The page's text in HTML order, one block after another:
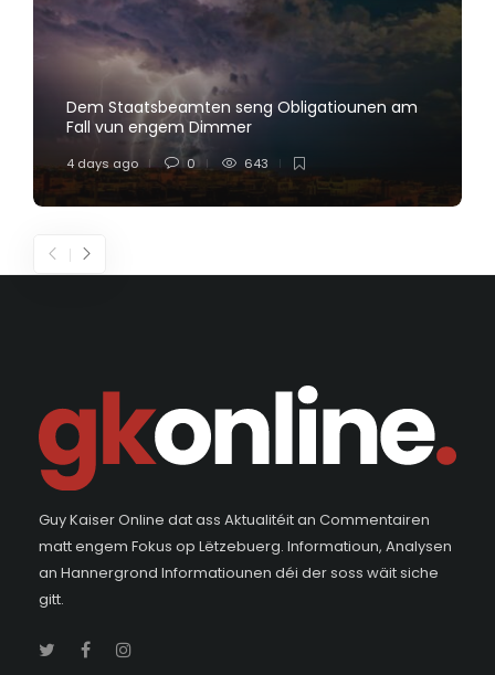
Dem Staatsbeamten seng Obligatiounen am
Fall vun engem Dimmer
4 days ago 0 643
Guy Kaiser Online dat ass Aktualitéit an Commentairen
matt engem Fokus op Lëtzebuerg. Informatioun, Analysen
an Hannergrond Informatiounen déi der soss wäit siche
gitt.